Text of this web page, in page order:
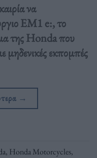
να
EM1 e:, το
της Honda που
μηδενικές εκπομπές
→
, Honda Motorcycles,